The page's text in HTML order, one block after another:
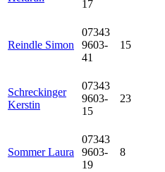
17
Reindle Simon
07343
9603-
41
15
Schreckinger
Kerstin
07343
9603-
15
23
Sommer Laura
07343
9603-
19
8